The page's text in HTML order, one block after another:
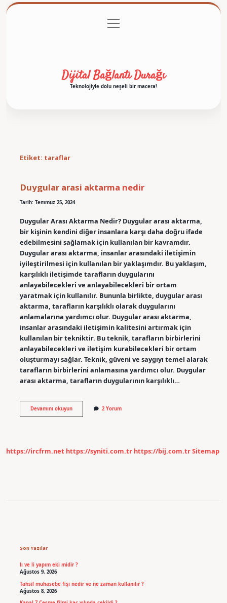
Gizlilik Politikası
menüyü
aç
Dijital Bağlantı Durağı
Teknolojiyle dolu neşeli bir macera!
Etiket: taraflar
Duygular arasi aktarma nedir
Tarih: Temmuz 25, 2024
Duygular Arası Aktarma Nedir? Duygular arası aktarma,
bir kişinin kendini diğer insanlara karşı daha doğru ifade
edebilmesini sağlamak için kullanılan bir kavramdır.
Duygular arası aktarma, insanlar arasındaki iletişimin
iyileştirilmesi için kullanılan bir yaklaşımdır. Bu yaklaşım,
karşılıklı iletişimde tarafların duygularını
anlayabilecekleri ve anlayabilecekleri bir ortam
yaratmak için kullanılır. Bununla birlikte, duygular arası
aktarma, tarafların karşılıklı olarak duygularını
anlamalarına yardımcı olur. Duygular arası aktarma,
insanlar arasındaki iletişimin kalitesini artırmak için
kullanılan bir tekniktir. Bu teknik, tarafların birbirlerini
anlayabilecekleri ve iletişim kurabilecekleri bir ortam
oluşturmayı sağlar. Teknik, güveni ve saygıyı temel alarak
tarafların birbirlerini anlamasına yardımcı olur. Duygular
arası aktarma, tarafların duygularının karşılıklı…
Devamını okuyunDuygular
arasi
2 Yorum
https://ircfrm.net https://syniti.com.tr https://bij.com.trSitemap
Son Yazılar
lı ve li yapım eki midir ?
Ağustos 9, 2026
Tahsil muhasebe fişi nedir ve ne zaman kullanılır ?
Ağustos 8, 2026